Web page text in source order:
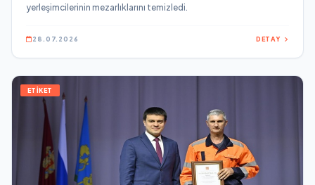
yerleşimcilerinin mezarlıklarını temizledi.
28.07.2026 DETAY
ETİKET